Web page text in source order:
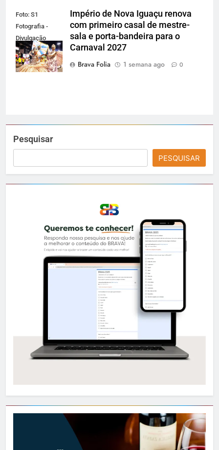
Foto: S1
Fotografia -
Divulgação
Gardel
Assessoria
Império de Nova Iguaçu renova
com primeiro casal de mestre-
sala e porta-bandeira para o
Carnaval 2027
Brava Folia
1 semana ago 0
Pesquisar
PESQUISAR